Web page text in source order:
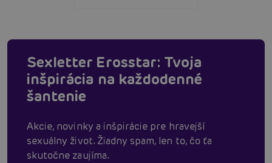
Sexletter Erosstar: Tvoja
inšpirácia na každodenné
šantenie
Akcie, novinky a inšpirácie pre hravejší
sexuálny život. Žiadny spam, len to, čo ťa
skutočne zaujíma.